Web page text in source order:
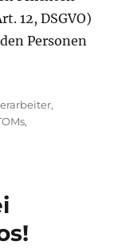
12, DSGVO)
Personen
der DSGVO am
,
,